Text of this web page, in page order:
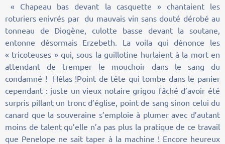
« Chapeau bas devant la casquette » chantaient les
roturiers enivrés par du mauvais vin sans douté dérobé au
tonneau de Diogène, culotte basse devant la soutane,
entonne désormais Erzebeth. La voila qui dénonce les
« tricoteuses » qui, sous la guillotine hurlaient à la mort en
attendant de tremper le mouchoir dans le sang du
condamné ! Hélas !Point de tête qui tombe dans le panier
cependant : juste un vieux notaire grigou fâché d’avoir été
surpris pillant un tronc d’église, point de sang sinon celui du
canard que la souveraine s’emploie à plumer avec d’autant
moins de talent qu’elle n’a pas plus la pratique de ce travail
que Penelope ne sait taper à la machine ! Encore heureux